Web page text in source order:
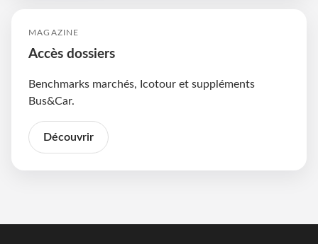
MAGAZINE
Accès dossiers
Benchmarks marchés, Icotour et suppléments
Bus&Car.
Découvrir